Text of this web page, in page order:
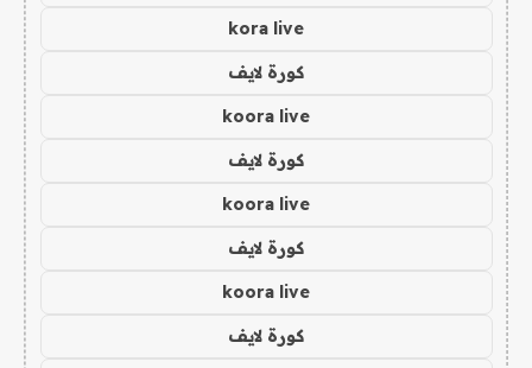
kora live
كورة لايف
koora live
كورة لايف
koora live
كورة لايف
koora live
كورة لايف